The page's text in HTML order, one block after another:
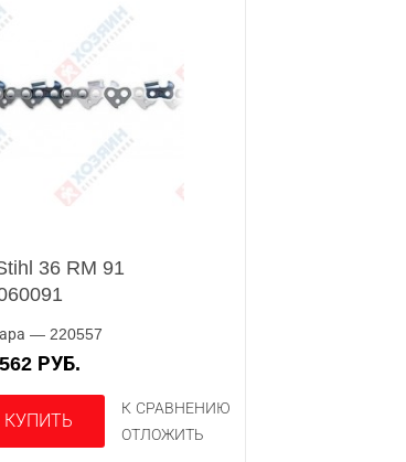
36 RM 91
— 220557
2 562 РУБ.
КУПИТЬ
К СРАВНЕНИЮ
ОТЛОЖИТЬ